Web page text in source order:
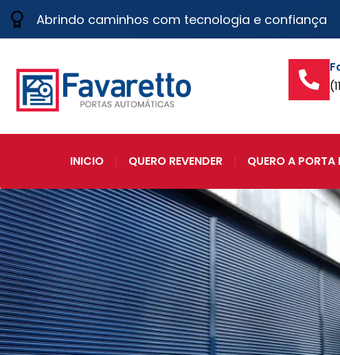
Abrindo caminhos com tecnologia e confiança
INICIO QUERO REVENDER QUERO A